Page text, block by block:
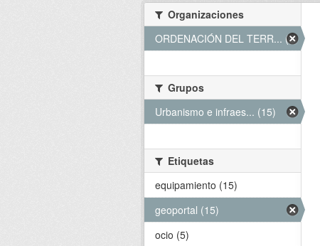
Organizaciones
ORDENACIÓN DEL TERR... (15)
Grupos
Urbanismo e infraes... (15)
Etiquetas
equipamiento (15)
geoportal (15)
ocio (5)